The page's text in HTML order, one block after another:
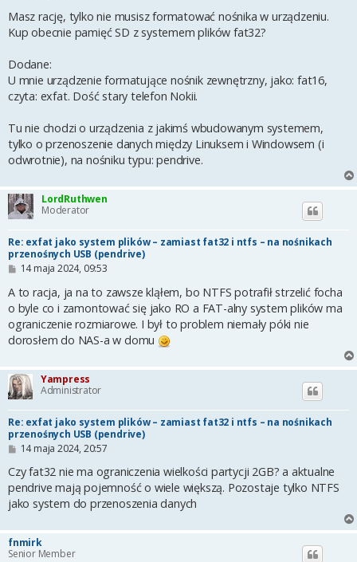
s
Masz rację, tylko nie musisz formatować nośnika w urządzeniu.
Kup obecnie pamięć SD z systemem plików fat32?
Dodane:
U mnie urządzenie formatujące nośnik zewnętrzny, jako: fat16,
czyta: exfat. Dość stary telefon Nokii.
Tu nie chodzi o urządzenia z jakimś wbudowanym systemem,
tylko o przenoszenie danych między Linuksem i Windowsem (i
odwrotnie), na nośniku typu: pendrive.
LordRuthwen
Moderator
Re: exfat jako system plików – zamiast fat32 i ntfs – na nośnikach
przenośnych USB (pendrive)
P
s
t
14 maja 2024, 09:53
A to racja, ja na to zawsze kląłem, bo NTFS potrafił strzelić focha
o byle co i zamontować się jako RO a FAT-alny system plików ma
ograniczenie rozmiarowe. I był to problem niemały póki nie
dorosłem do NAS-a w domu
Yampress
Administrator
Re: exfat jako system plików – zamiast fat32 i ntfs – na nośnikach
przenośnych USB (pendrive)
P
s
14 maja 2024, 20:57
Czy fat32 nie ma ograniczenia wielkości partycji 2GB? a aktualne
pendrive mają pojemność o wiele większą. Pozostaje tylko NTFS
jako system do przenoszenia danych
fnmirk
Senior Member